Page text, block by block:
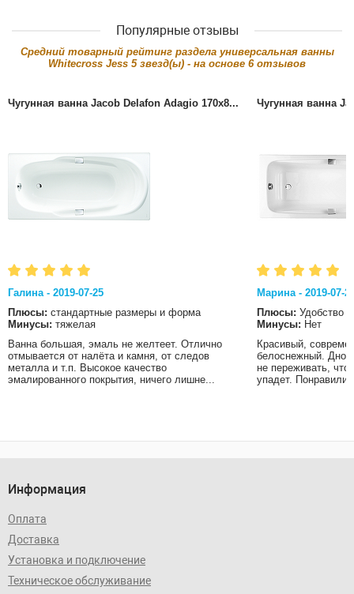
Популярные отзывы
Cредний товарный рейтинг раздела универсальная ванны
Whitecross Jess 5звезд(ы) - на основе 6отзывов
Чугунная ванна Jacob Delafon Adagio 170x8...
Галина - 2019-07-25
Плюсы: стандартные размеры и форма
Минусы: тяжелая
Ванна большая, эмаль не желтеет. Отлично
отмывается от налёта и камня, от следов
металла и т.п. Высокое качество
эмалированного покрытия, ничего лишне...
Чугунная ванна
Марина - 2019-07-
Плюсы: Удобство
Минусы: Нет
Красивый,
белоснежный. Дно
не переживать, что
упадет.
Информация
Оплата
Доставка
Установка и подключение
Техническое обслуживание